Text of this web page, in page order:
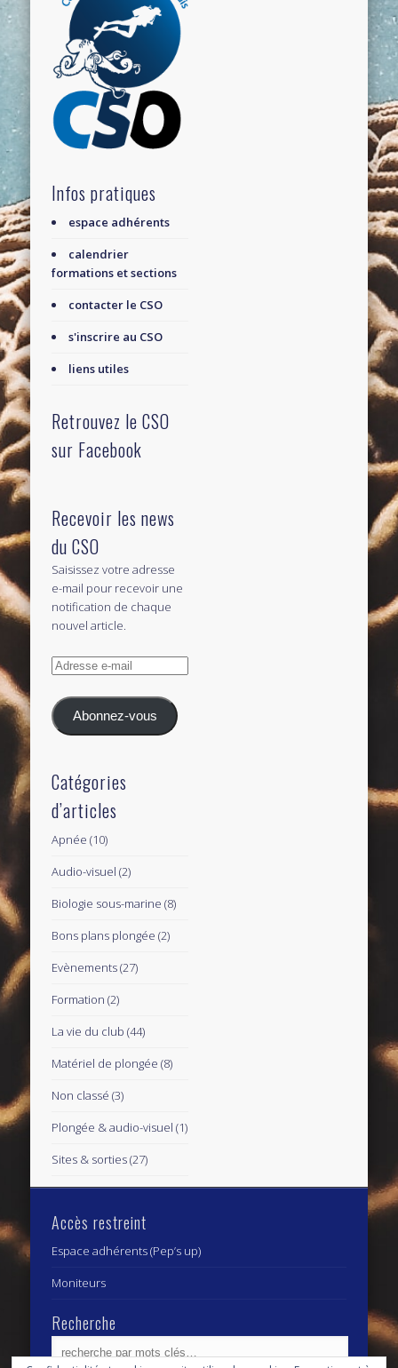
Infos pratiques
espace adhérents
calendrier
formations et sections
contacter le CSO
s'inscrire au CSO
liens utiles
Retrouvez le CSO
sur Facebook
Recevoir les news
du CSO
Saisissez votre adresse
e-mail pour recevoir une
notification de chaque
nouvel article.
Adresse
mail
Abonnez-vous
Catégories
d’articles
Apnée (10)
Audio-visuel (2)
Biologie sous-marine (8)
Bons plans plongée (2)
Evènements(27)
Formation (2)
La vie du club (44)
Matériel de plongée (8)
Non classé (3)
Plongée & audio-visuel (1)
Sites & sorties(27)
Accès restreint
Espace adhérents (Pep’s up)
Moniteurs
Recherche